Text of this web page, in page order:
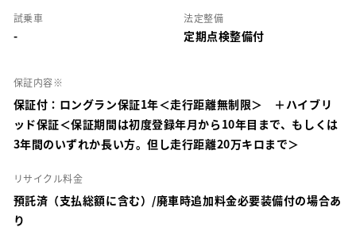
試乗車
-
法定整備
定期点検整備付
保証内容※
保証付：ロングラン保証1年＜走行距離無制限＞ ＋ハイブリ
ッド保証＜保証期間は初度登録年月から10年目まで、もしくは
3年間のいずれか長い方。但し走行距離20万キロまで＞
リサイクル料金
預託済（支払総額に含む）/廃車時追加料金必要装備付の場合あ
り